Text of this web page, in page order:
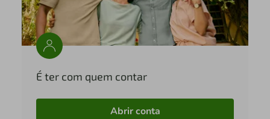
É ter com quem contar
Abrir conta